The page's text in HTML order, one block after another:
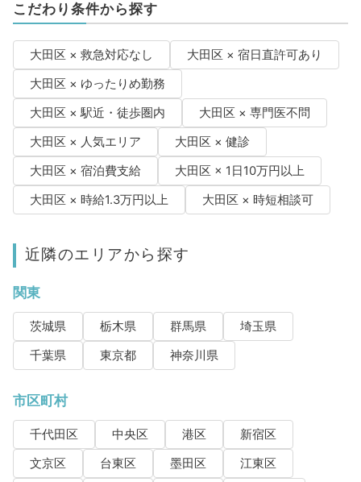
こだわり条件から探す
大田区 × 救急対応なし
大田区 × 宿日直許可あり
大田区 × ゆったりめ勤務
大田区 × 駅近・徒歩圏内
大田区 × 専門医不問
大田区 × 人気エリア
大田区 × 健診
大田区 × 宿泊費支給
大田区 × 1日10万円以上
大田区 × 時給1.3万円以上
大田区 × 時短相談可
近隣のエリアから探す
関東
茨城県 栃木県 群馬県
埼玉県
千葉県
東京都 神奈川県
市区町村
千代田区 中央区 港区
新宿区
文京区
台東区 墨田区
江東区